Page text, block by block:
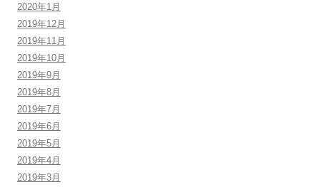
2020年1月
2019年12月
2019年11月
2019年10月
2019年9月
2019年8月
2019年7月
2019年6月
2019年5月
2019年4月
2019年3月